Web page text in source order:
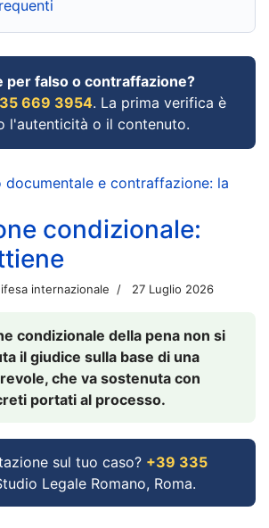
per falso o contraffazione?
669 3954. La prima verifica è
l'autenticità o il contenuto.
documentale e contraffazione: la
condizionale:
internazionale 27 Luglio 2026
condizionale della pena non si
il giudice sulla base di una
che va sostenuta con
portati al processo.
sul tuo caso? +39 335
Legale Romano, Roma.